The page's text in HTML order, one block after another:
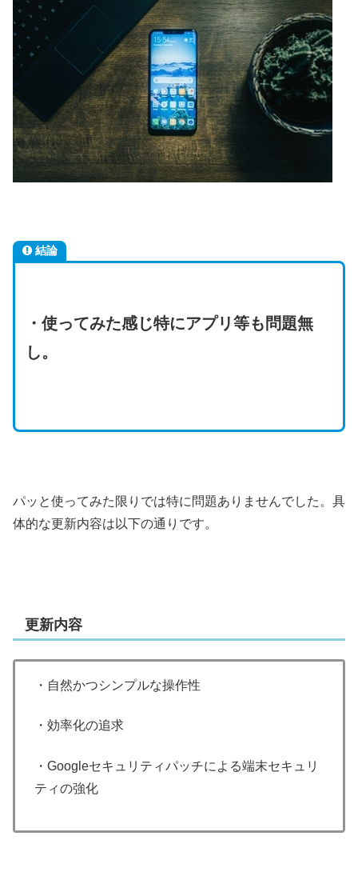
結論
・使ってみた感じ特にアプリ等も問題無
し。
パッと使ってみた限りでは特に問題ありませんでした。具
体的な更新内容は以下の通りです。
更新内容
・自然かつシンプルな操作性
・効率化の追求
・Googleセキュリティパッチによる端末セキュリ
ティの強化